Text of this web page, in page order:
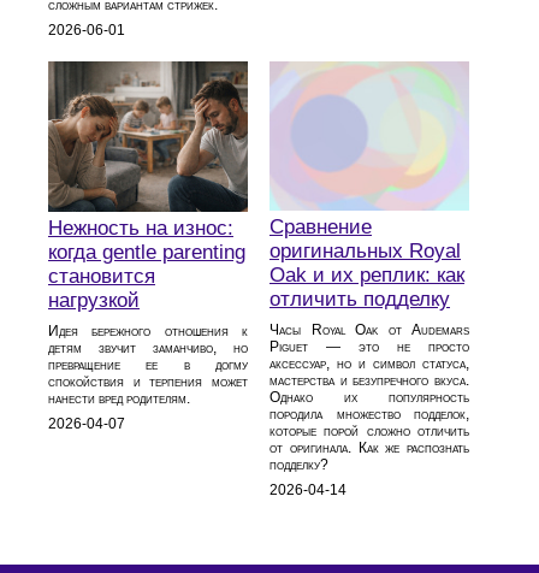
сложным вариантам стрижек.
2026-06-01
Нежность на износ:
когда gentle parenting
становится
нагрузкой
Идея бережного отношения к
детям звучит заманчиво, но
превращение ее в догму
спокойствия и терпения может
нанести вред родителям.
2026-04-07
Сравнение
оригинальных Royal
Oak и их реплик: как
отличить подделку
Часы Royal Oak от Audemars
Piguet — это не просто
аксессуар, но и символ статуса,
мастерства и безупречного вкуса.
Однако их популярность
породила множество подделок,
которые порой сложно отличить
от оригинала. Как же распознать
подделку?
2026-04-14